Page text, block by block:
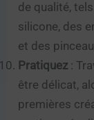
de qualité,
silicone, des
et des
Pratiquez :
être délicat,
premières